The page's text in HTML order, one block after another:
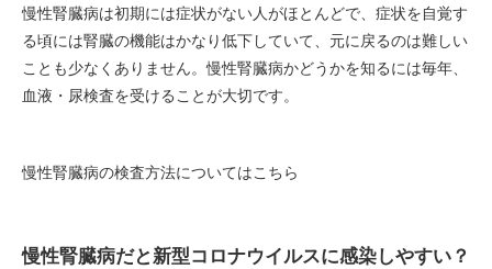
慢性腎臓病は初期には症状がない人がほとんどで、症状を自覚す
る頃には腎臓の機能はかなり低下していて、元に戻るのは難しい
ことも少なくありません。慢性腎臓病かどうかを知るには毎年、
血液・尿検査を受けることが大切です。
慢性腎臓病の検査方法についてはこちら
慢性腎臓病だと新型コロナウイルスに感染しやすい？